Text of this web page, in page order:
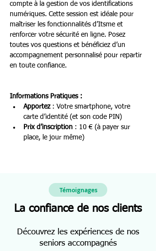
compte à la gestion de vos identifications
numériques. Cette session est idéale pour
maîtriser les fonctionnalités d’Itsme et
renforcer votre sécurité en ligne. Posez
toutes vos questions et bénéficiez d’un
accompagnement personnalisé pour repartir
en toute confiance.
Informations Pratiques :
Apportez : Votre smartphone, votre
carte d’identité (et son code PIN)
Prix d’inscription : 10 € (à payer sur
place, le jour même)
Témoignages
La confiance de nos clients
Découvrez les expériences de nos
seniors accompagnés